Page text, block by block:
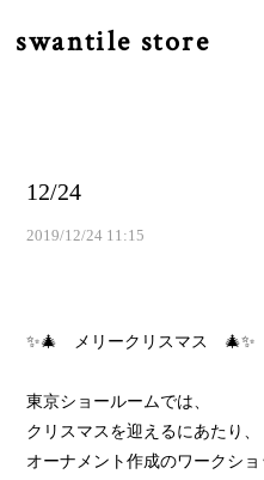
swantile store
12/24
2019/12/24 11:15
✨🎄 メリークリスマス 🎄✨
東京ショールームでは、
クリスマスを迎えるにあたり、
オーナメント作成のワークショ